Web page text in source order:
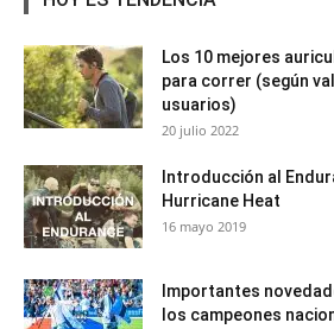
Los 10 mejores
para correr (según
usuarios)
20 julio 2022
Introducción al
Hurricane Heat
16 mayo 2019
Importantes
los campeones